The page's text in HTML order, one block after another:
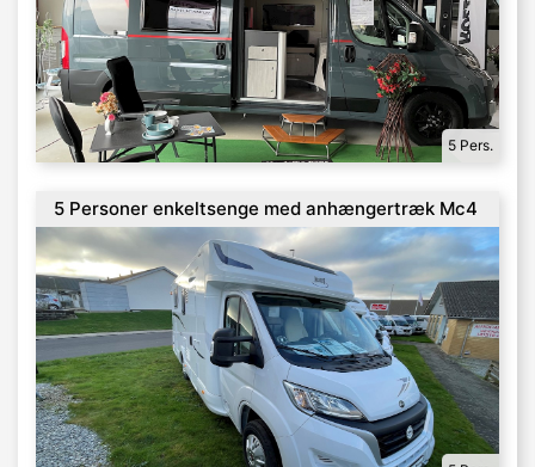
5 Pers.
5 Personer enkeltsenge med anhængertræk Mc4
273